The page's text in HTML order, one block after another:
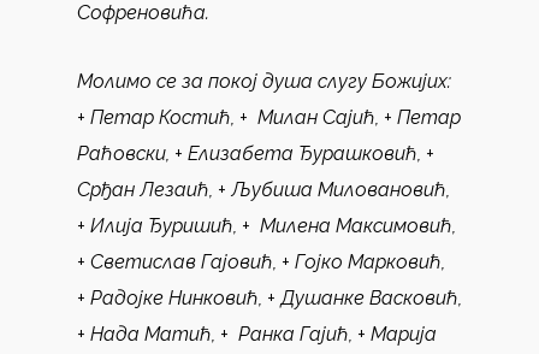
Софреновића.
Молимо се за покој душа слугу Божијих:
+ Петар Костић, + Милан Сајић, + Петар
Раћовски, + Елизабета Ђурашковић, +
Срђан Лезаић, + Љубиша Миловановић,
+ Илија Ђуришић, + Милена Максимовић,
+ Светислав Гајовић, + Гојко Марковић,
+ Радојке Нинковић, + Душанке Васковић,
+ Нада Матић, + Ранка Гајић, + Марија